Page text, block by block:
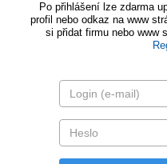
Po přihlášení lze zdarma
profil nebo odkaz na www
si přidat firmu nebo www